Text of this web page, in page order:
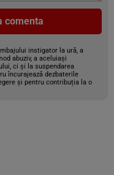
comenta
instigator la ură, a
abuziv, a aceluiași
ci și la suspendarea
încurajează dezbaterile
și pentru contribuția la o